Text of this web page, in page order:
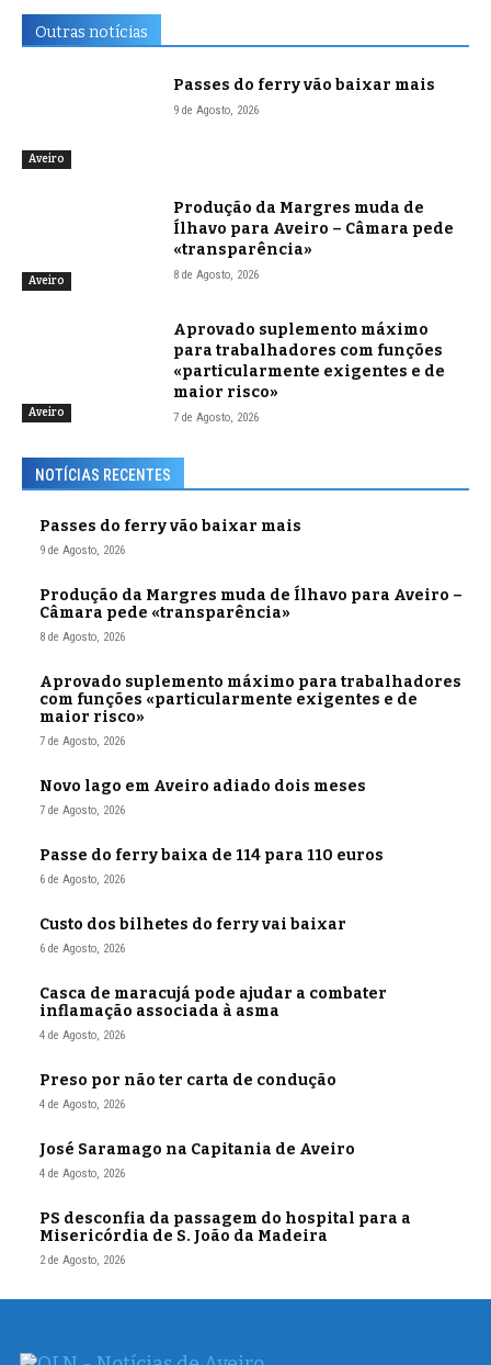
Outras notícias
Aveiro
Passes do ferry vão baixar mais
9 de Agosto, 2026
Aveiro
Produção da Margres muda de
Ílhavo para Aveiro – Câmara pede
«transparência»
8 de Agosto, 2026
Aveiro
Aprovado suplemento máximo
para trabalhadores com funções
«particularmente exigentes e de
maior risco»
7 de Agosto, 2026
NOTÍCIAS RECENTES
Passes do ferry vão baixar mais
9 de Agosto, 2026
Produção da Margres muda de Ílhavo para Aveiro –
Câmara pede «transparência»
8 de Agosto, 2026
Aprovado suplemento máximo para trabalhadores
com funções «particularmente exigentes e de
maior risco»
7 de Agosto, 2026
Novo lago em Aveiro adiado dois meses
7 de Agosto, 2026
Passe do ferry baixa de 114 para 110 euros
6 de Agosto, 2026
Custo dos bilhetes do ferry vai baixar
6 de Agosto, 2026
Casca de maracujá pode ajudar a combater
inflamação associada à asma
4 de Agosto, 2026
Preso por não ter carta de condução
4 de Agosto, 2026
José Saramago na Capitania de Aveiro
4 de Agosto, 2026
PS desconfia da passagem do hospital para a
Misericórdia de S. João da Madeira
2 de Agosto, 2026